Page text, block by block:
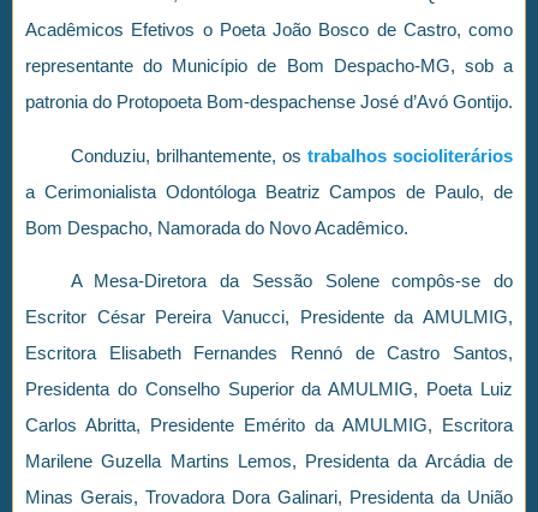
Acadêmicos Efetivos o Poeta João Bosco de Castro, como
representante do Município de Bom Despacho-MG, sob a
patronia do Protopoeta Bom-despachense José d’Avó Gontijo.
Conduziu, brilhantemente, os trabalhos socioliterários
a Cerimonialista Odontóloga Beatriz Campos de Paulo, de
Bom Despacho, Namorada do Novo Acadêmico.
A Mesa-Diretora da Sessão Solene compôs-se do
Escritor César Pereira Vanucci, Presidente da AMULMIG,
Escritora Elisabeth Fernandes Rennó de Castro Santos,
Presidenta do Conselho Superior da AMULMIG, Poeta Luiz
Carlos Abritta, Presidente Emérito da AMULMIG, Escritora
Marilene Guzella Martins Lemos, Presidenta da Arcádia de
Minas Gerais, Trovadora Dora Galinari, Presidenta da União